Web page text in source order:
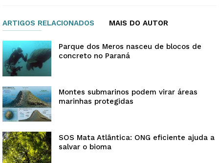
ARTIGOS RELACIONADOS MAIS DO AUTOR
Parque dos Meros nasceu de blocos de
concreto no Paraná
Montes submarinos podem virar áreas
marinhas protegidas
SOS Mata Atlântica: ONG eficiente ajuda a
salvar o bioma